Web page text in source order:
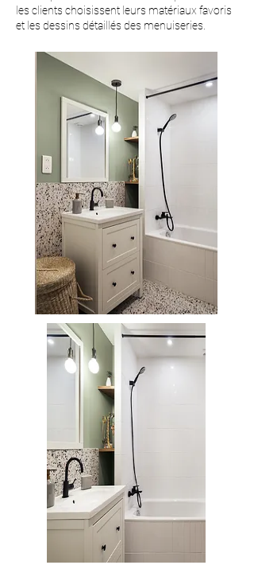
les clients choisissent leurs matériaux favoris
et les dessins détaillés des menuiseries.